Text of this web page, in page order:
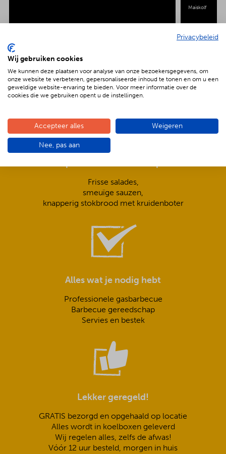
Maiskolf
De voordelen van BBQenzo.nl
Frisse salades,
smeuïge sauzen,
knapperig stokbrood met kruidenboter
Alles wat je nodig hebt
Professionele gasbarbecue
Barbecue gereedschap
Servies en bestek
Lekker geregeld!
GRATIS bezorgd en opgehaald op locatie
Alles wordt in koelboxen geleverd
Wij regelen alles, zelfs de afwas!
Vóór 12 uur besteld, morgen in huis
Privacybeleid
Wij gebruiken cookies
We kunnen deze plaatsen voor analyse van onze bezoekersgegevens, om
onze website te verbeteren, gepersonaliseerde inhoud te tonen en om u een
geweldige website-ervaring te bieden. Voor meer informatie over de
cookies die we gebruiken opent u de instellingen.
Accepteer alles Weigeren
Nee, pas aan